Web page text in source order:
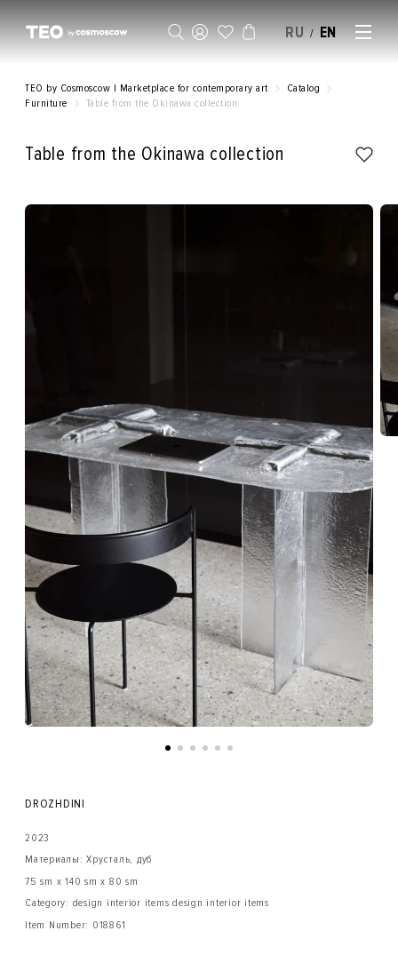
RU / EN
TEO by Cosmoscow | Marketplace for contemporary art
Catalog
Furniture
Table from the Okinawa collection
Table from the Okinawa collection
DROZHDINI
2023
Материалы: Хрусталь, дуб
75 sm x 140 sm x 80 sm
Category: design interior items design interior items
Item Number: 018861